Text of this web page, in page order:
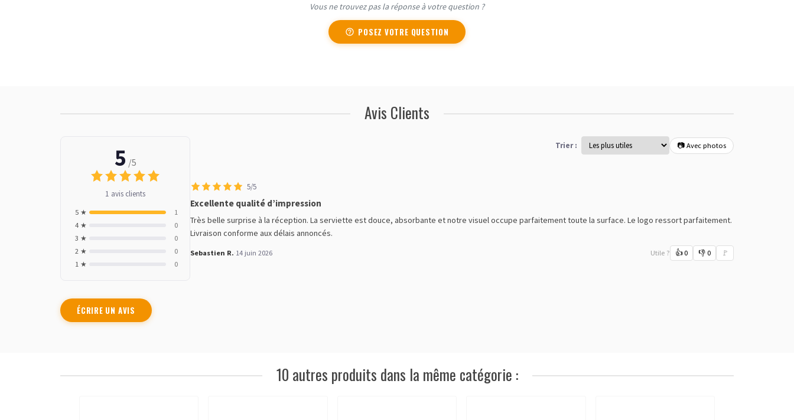
Vous ne trouvez pas la réponse à votre question ?
POSEZ VOTRE QUESTION
Avis Clients
5 /5
1 avis clients
5 ★
1
4 ★
0
3 ★
0
2 ★
0
1 ★
0
ÉCRIRE UN AVIS
Trier : 📷 Avec photos
5/5
Excellente qualité d’impression
Très belle surprise à la réception. La serviette est douce, absorbante et notre visuel occupe parfaitement toute la surface. Le logo ressort parfaitement.
Livraison conforme aux délais annoncés.
Sebastien R.·14 juin 2026 Utile ? 👍 0 👎 0 🚩
10 autres produits dans la même catégorie :